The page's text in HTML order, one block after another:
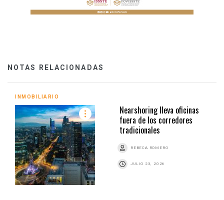
NOTAS RELACIONADAS
INMOBILIARIO
Nearshoring lleva oficinas
fuera de los corredores
tradicionales
REBECA ROMERO
JULIO 23, 2026